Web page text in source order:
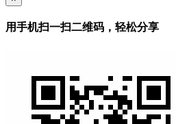
用手机扫一扫二维码，轻松分享